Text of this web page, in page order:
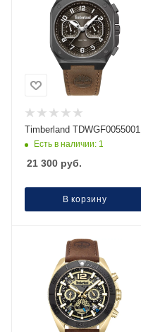
Timberland TDWGF0055001
Есть в наличии: 1
21 300 руб.
В корзину